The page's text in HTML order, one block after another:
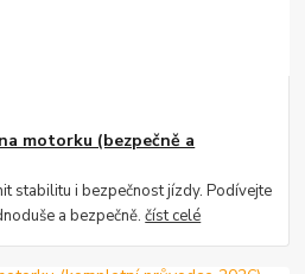
motorku (bezpečně a
stabilitu i bezpečnost jízdy. Podívejte
a bezpečně.číst celé